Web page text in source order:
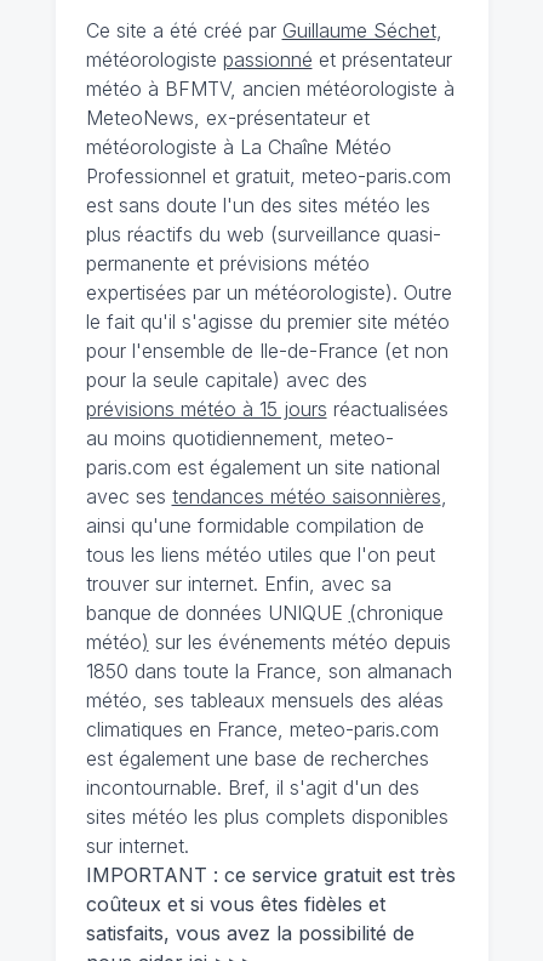
Ce site a été créé par Guillaume Séchet,
météorologiste passionné et présentateur
météo à BFMTV, ancien météorologiste à
MeteoNews, ex-présentateur et
météorologiste à La Chaîne Météo
Professionnel et gratuit, meteo-paris.com
est sans doute l'un des sites météo les
plus réactifs du web (surveillance quasi-
permanente et prévisions météo
expertisées par un météorologiste). Outre
le fait qu'il s'agisse du premier site météo
pour l'ensemble de Ile-de-France (et non
pour la seule capitale) avec des
prévisions météo à 15 jours réactualisées
au moins quotidiennement, meteo-
paris.com est également un site national
avec ses tendances météo saisonnières,
ainsi qu'une formidable compilation de
tous les liens météo utiles que l'on peut
trouver sur internet. Enfin, avec sa
banque de données UNIQUE (chronique
météo) sur les événements météo depuis
1850 dans toute la France, son almanach
météo, ses tableaux mensuels des aléas
climatiques en France, meteo-paris.com
est également une base de recherches
incontournable. Bref, il s'agit d'un des
sites météo les plus complets disponibles
sur internet.
IMPORTANT : ce service gratuit est très
coûteux et si vous êtes fidèles et
satisfaits, vous avez la possibilité de